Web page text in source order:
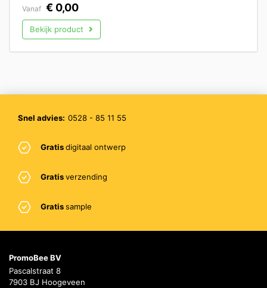
Vanaf € 0,00
Bekijk product
Snel advies: 0528 - 85 11 55
Gratisdigitaal ontwerp
Gratisverzending
Gratissample
PromoBee BV
Pascalstraat 8
7903 BJ Hoogeveen